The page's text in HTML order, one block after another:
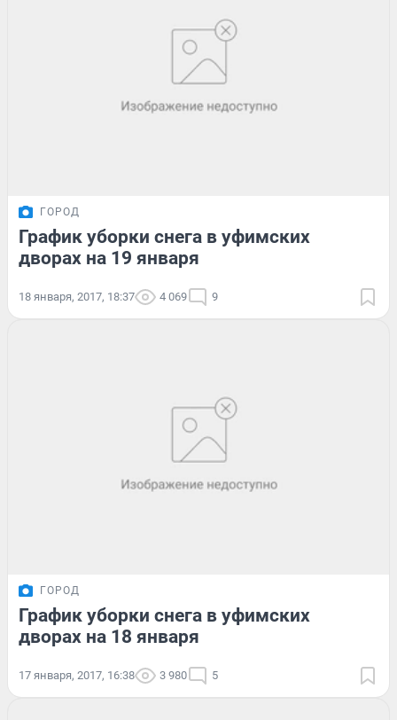
ГОРОД
График уборки снега в уфимских
дворах на 19 января
18 января, 2017, 18:37 4 069 9
ГОРОД
График уборки снега в уфимских
дворах на 18 января
17 января, 2017, 16:38 3 980 5